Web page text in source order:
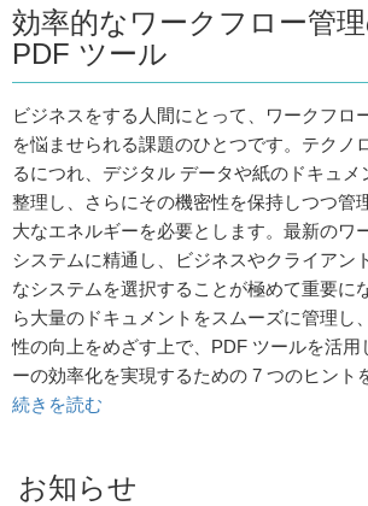
ました。詳細は こちらページをご
2012/12/13
ActivePDF DocConverter
2012/09/28
ActivePDF Toolkit Standard サブ
売終了
ActivePDF DocConverter
ン更新販売終了
2012/09/28
ActivePDF DocConverter WBE サ
販売終了
2012/07/31
製品価格およびサブスクリプショ
2012/07/31
ActivePDF WebGrabber WBE 販
2012/07/16
ActivePDF DocConverter
2012/04/04
ActivePDF Toolkit 2011 R4 リリース
2012/03/07
2012/02/29
効率的なワークフロー管
PDF ツール
ビジネスをする人間にとって、ワークフロ
を悩ませられる課題のひとつです。テクノ
るにつれ、デジタル データや紙のドキュメ
整理し、さらにその機密性を保持しつつ管
大なエネルギーを必要とします。最新のワ
システムに精通し、ビジネスやクライアン
なシステムを選択することが極めて重要に
ら大量のドキュメントをスムーズに管理し
性の向上をめざす上で、PDF ツールを活用
ーの効率化を実現するための 7 つのヒント
続きを読む
お知らせ